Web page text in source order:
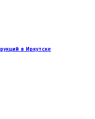
в Иркутске